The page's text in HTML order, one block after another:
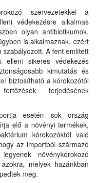
szervezetekkel a
védekezésre alkalmas
olyan antibiotikumok,
is alkalmaznak, ezért
szabályozott. A fent említett
elleni sikeres védekezés
kimutatás és
biztosítható a kórokozótól
terjedésének
esetén sok ország
elő a növényi termékek,
kórokozóktól való
az importból származó
növénykórokozó
melyek hazánkban
meg.